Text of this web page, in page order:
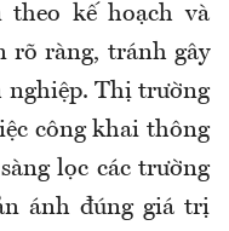
kế hoạch và
rõ ràng, tránh gây
nghiệp. Thị trường
công khai thông
lọc các trường
ánh đúng giá trị